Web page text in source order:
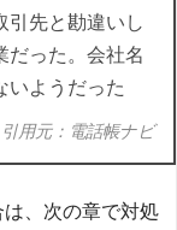
引先と勘違いし
だった。会社名
いようだった
引用元：電話帳ナビ
、次の章で対処